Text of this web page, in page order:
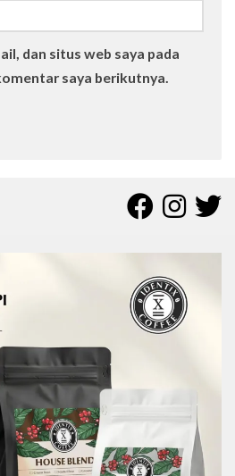
dan situs web saya pada
saya berikutnya.